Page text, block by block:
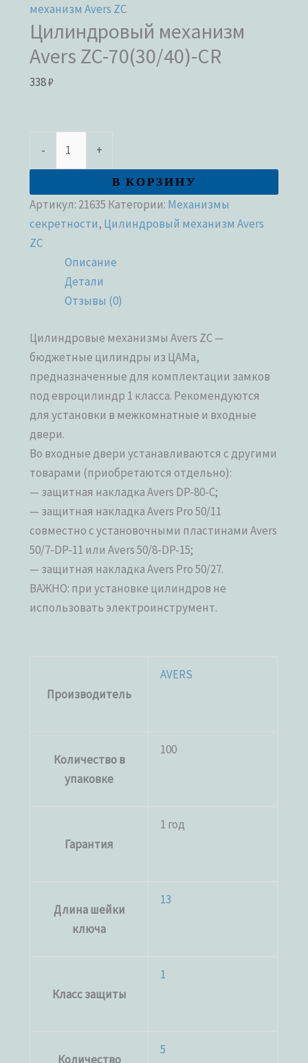
механизм Avers ZC
Цилиндровый механизм
Avers ZC-70(30/40)-CR
338₽
- +
В КОРЗИНУ
Артикул: 21635 Категории: Механизмы
секретности, Цилиндровый механизм Avers
ZC
Описание
Детали
Отзывы (0)
Цилиндровые механизмы Avers ZC —
бюджетные цилиндры из ЦАМа,
предназначенные для комплектации замков
под евроцилиндр 1 класса. Рекомендуются
для установки в межкомнатные и входные
двери.
Во входные двери устанавливаются с другими
товарами (приобретаются отдельно):
— защитная накладка Avers DP-80-C;
— защитная накладка Avers Pro 50/11
совместно с установочными пластинами Avers
50/7-DP-11 или Avers 50/8-DP-15;
— защитная накладка Avers Pro 50/27.
ВАЖНО: при установке цилиндров не
использовать электроинструмент.
Производитель
AVERS
Количество в
упаковке
100
Гарантия
1 год
Длина шейки
ключа
13
Класс защиты
1
Количество
5